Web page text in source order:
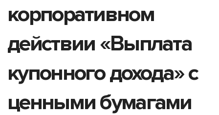
корпоративном
действии «Выплата
купонного дохода» с
ценными бумагами